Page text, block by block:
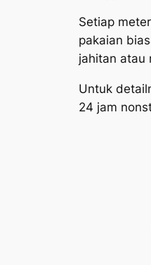
Setiap
pakaian
jahitan atau
Untuk
24 jam